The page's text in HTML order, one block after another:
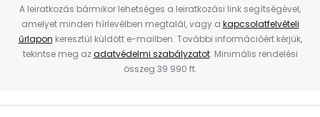
A leiratkozás bármikor lehetséges a leiratkozási link segítségével,
amelyet minden hírlevélben megtalál, vagy a kapcsolatfelvételi
űrlapon keresztül küldött e-mailben. További információért kérjük,
tekintse meg azadatvédelmi szabályzatot. Minimális rendelési
összeg 39 990 ft.